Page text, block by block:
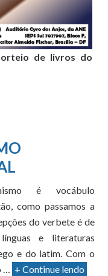
de livros do
é vocábulo
como passamos a
do verbete é de
e literaturas
e do latim. Com o
… + Continue lendo